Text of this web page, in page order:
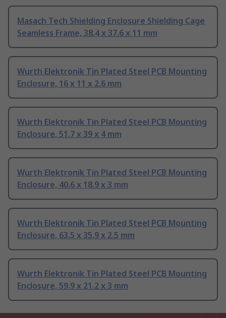
Masach Tech Shielding Enclosure Shielding Cage
Seamless Frame, 38.4 x 37.6 x 11 mm
Wurth Elektronik Tin Plated Steel PCB Mounting
Enclosure, 16 x 11 x 2.6 mm
Wurth Elektronik Tin Plated Steel PCB Mounting
Enclosure, 51.7 x 39 x 4 mm
Wurth Elektronik Tin Plated Steel PCB Mounting
Enclosure, 40.6 x 18.9 x 3 mm
Wurth Elektronik Tin Plated Steel PCB Mounting
Enclosure, 63.5 x 35.9 x 2.5 mm
Wurth Elektronik Tin Plated Steel PCB Mounting
Enclosure, 59.9 x 21.2 x 3 mm